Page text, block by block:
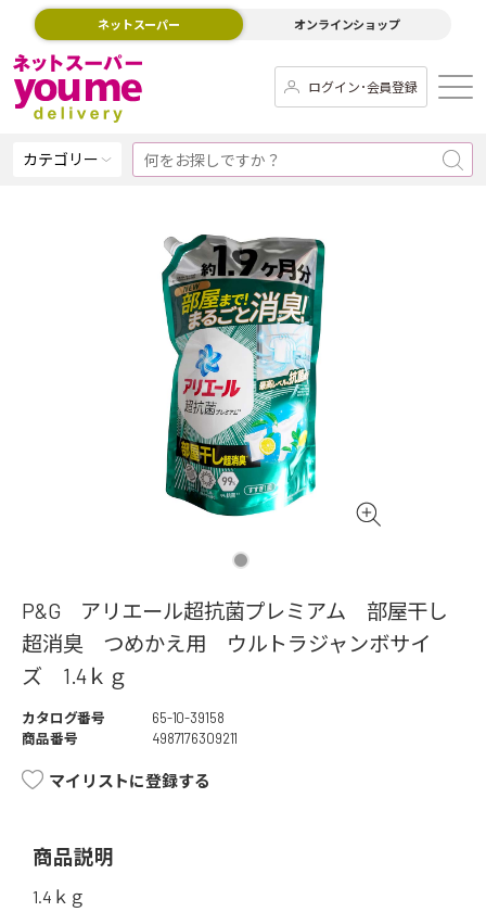
ネットスーパー オンラインショップ
ログイン･会員登録
カテゴリー
P&G アリエール超抗菌プレミアム 部屋干し
超消臭 つめかえ用 ウルトラジャンボサイ
ズ 1.4ｋｇ
カタログ番号
65-10-39158
商品番号
4987176309211
マイリストに登録する
商品説明
1.4ｋｇ